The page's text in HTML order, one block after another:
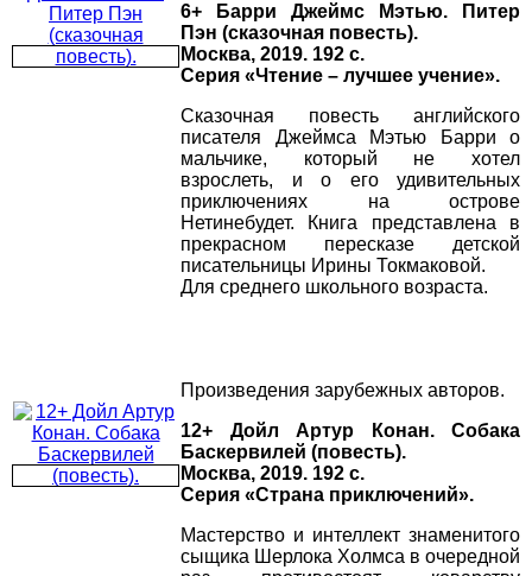
6+ Барри Джеймс Мэтью. Питер
Пэн (сказочная повесть).
Москва, 2019. 192 с.
Серия «Чтение – лучшее учение».
Сказочная повесть английского
писателя Джеймса Мэтью Барри о
мальчике, который не хотел
взрослеть, и о его удивительных
приключениях на острове
Нетинебудет. Книга представлена в
прекрасном пересказе детской
писательницы Ирины Токмаковой.
Для среднего школьного возраста.
Произведения зарубежных авторов.
12+ Дойл Артур Конан. Собака
Баскервилей (повесть).
Москва, 2019. 192 с.
Серия «Страна приключений».
Мастерство и интеллект знаменитого
сыщика Шерлока Холмса в очередной